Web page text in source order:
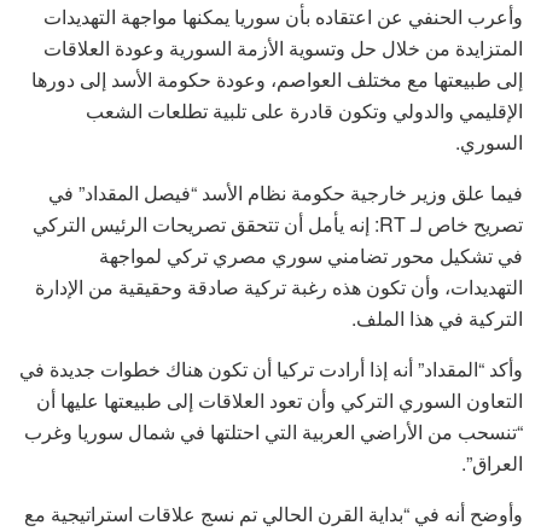
وأعرب الحنفي عن اعتقاده بأن سوريا يمكنها مواجهة التهديدات
المتزايدة من خلال حل وتسوية الأزمة السورية وعودة العلاقات
إلى طبيعتها مع مختلف العواصم، وعودة حكومة الأسد إلى دورها
الإقليمي والدولي وتكون قادرة على تلبية تطلعات الشعب
السوري.
فيما علق وزير خارجية حكومة نظام الأسد “فيصل المقداد” في
تصريح خاص لـ RT: إنه يأمل أن تتحقق تصريحات الرئيس التركي
في تشكيل محور تضامني سوري مصري تركي لمواجهة
التهديدات، وأن تكون هذه رغبة تركية صادقة وحقيقية من الإدارة
التركية في هذا الملف.
وأكد “المقداد” أنه إذا أرادت تركيا أن تكون هناك خطوات جديدة في
التعاون السوري التركي وأن تعود العلاقات إلى طبيعتها عليها أن
“تنسحب من الأراضي العربية التي احتلتها في شمال سوريا وغرب
العراق”.
وأوضح أنه في “بداية القرن الحالي تم نسج علاقات استراتيجية مع